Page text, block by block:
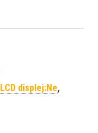
LCD displej:Ne,